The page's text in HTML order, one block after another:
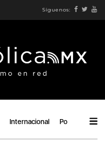
Síguenos:
Internacional Política